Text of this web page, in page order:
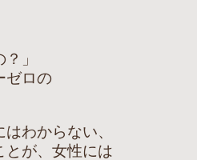
」
ゼロの
わからない、
とが、女性には